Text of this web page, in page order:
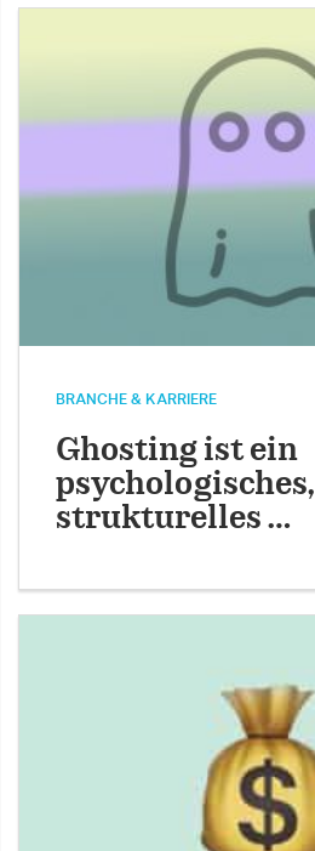
BRANCHE & KARRIERE
Ghosting ist ein
psychologisches,
strukturelles …